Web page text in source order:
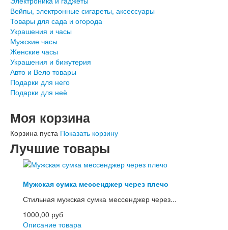
Мужские часы
Женские часы
Украшения и бижутерия
Авто и Вело товары
Подарки для него
Подарки для неё
Вейпы, электронные сигареты, аксессуары
Товары для сада и огорода
Украшения и часы
Мужские часы
Женские часы
Украшения и бижутерия
Авто и Вело товары
Подарки для него
Подарки для неё
Моя корзина
Корзина пуста Показать корзину
Лучшие товары
Мужская сумка мессенджер через плечо
Стильная мужская сумка мессенджер через...
1000,00 руб
Описание товара